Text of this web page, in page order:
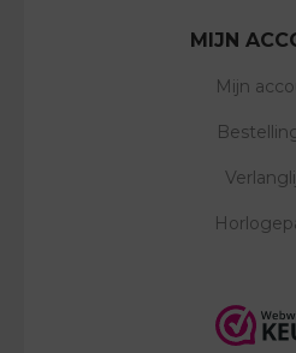
MIJN
Mijn